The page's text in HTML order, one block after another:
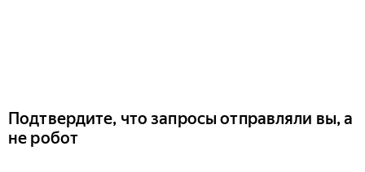
Подтвердите, что запросы отправляли вы, а
не робот